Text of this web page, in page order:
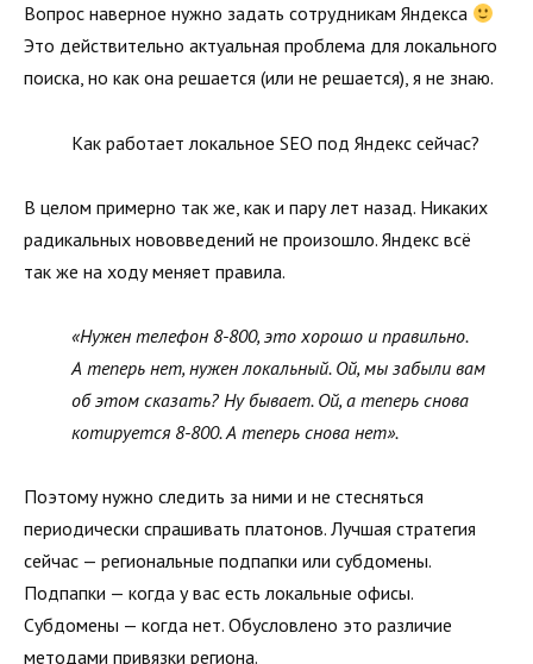
Вопрос наверное нужно задать сотрудникам Яндекса
Это действительно актуальная проблема для локального
поиска, но как она решается (или не решается), я не знаю.
Как работает локальное SEO под Яндекс сейчас?
В целом примерно так же, как и пару лет назад. Никаких
радикальных нововведений не произошло. Яндекс всё
так же на ходу меняет правила.
«Нужен телефон 8-800, это хорошо и правильно.
А теперь нет, нужен локальный. Ой, мы забыли вам
об этом сказать? Ну бывает. Ой, а теперь снова
котируется 8-800. А теперь снова нет».
Поэтому нужно следить за ними и не стесняться
периодически спрашивать платонов. Лучшая стратегия
сейчас — региональные подпапки или субдомены.
Подпапки — когда у вас есть локальные офисы.
Субдомены — когда нет. Обусловлено это различие
методами привязки региона.